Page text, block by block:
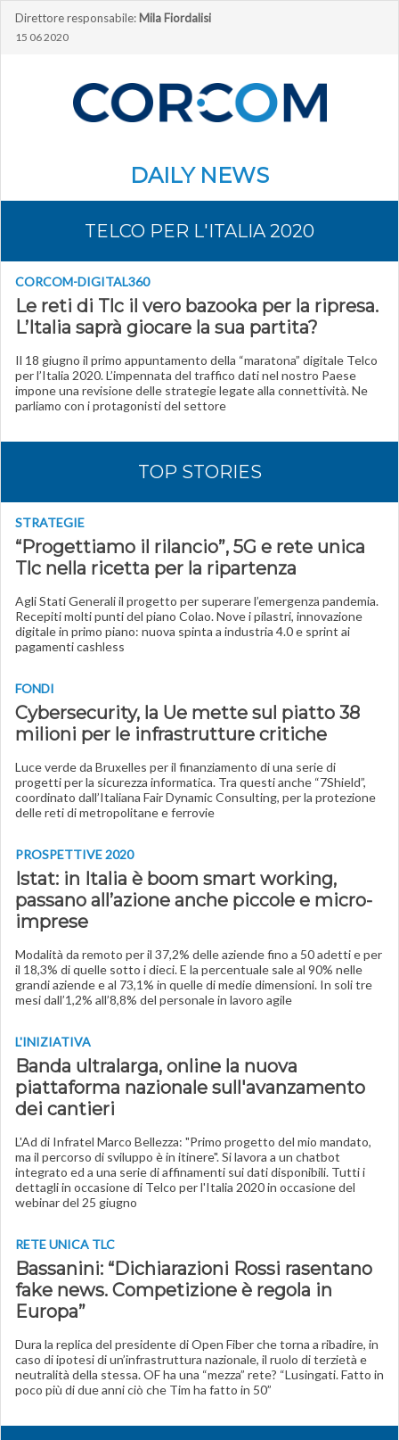
Direttore responsabile: Mila Fiordalisi
15 06 2020
DAILY NEWS
TELCO PER L'ITALIA 2020
CORCOM-DIGITAL360
Le reti di Tlc il vero bazooka per la ripresa.
L’Italia saprà giocare la sua partita?
Il 18 giugno il primo appuntamento della “maratona” digitale Telco
per l’Italia 2020. L’impennata del traffico dati nel nostro Paese
impone una revisione delle strategie legate alla connettività. Ne
parliamo con i protagonisti del settore
TOP STORIES
STRATEGIE
“Progettiamo il rilancio”, 5G e rete unica
Tlc nella ricetta per la ripartenza
Agli Stati Generali il progetto per superare l’emergenza pandemia.
Recepiti molti punti del piano Colao. Nove i pilastri, innovazione
digitale in primo piano: nuova spinta a industria 4.0 e sprint ai
pagamenti cashless
FONDI
Cybersecurity, la Ue mette sul piatto 38
milioni per le infrastrutture critiche
Luce verde da Bruxelles per il finanziamento di una serie di
progetti per la sicurezza informatica. Tra questi anche “7Shield”,
coordinato dall’Italiana Fair Dynamic Consulting, per la protezione
delle reti di metropolitane e ferrovie
PROSPETTIVE 2020
Istat: in Italia è boom smart working,
passano all’azione anche piccole e micro-
imprese
Modalità da remoto per il 37,2% delle aziende fino a 50 adetti e per
il 18,3% di quelle sotto i dieci. E la percentuale sale al 90% nelle
grandi aziende e al 73,1% in quelle di medie dimensioni. In soli tre
mesi dall’1,2% all’8,8% del personale in lavoro agile
L'INIZIATIVA
Banda ultralarga, online la nuova
piattaforma nazionale sull'avanzamento
dei cantieri
L'Ad di Infratel Marco Bellezza: "Primo progetto del mio mandato,
ma il percorso di sviluppo è in itinere". Si lavora a un chatbot
integrato ed a una serie di affinamenti sui dati disponibili. Tutti i
dettagli in occasione di Telco per l'Italia 2020 in occasione del
webinar del 25 giugno
RETE UNICA TLC
Bassanini: “Dichiarazioni Rossi rasentano
fake news. Competizione è regola in
Europa”
Dura la replica del presidente di Open Fiber che torna a ribadire, in
caso di ipotesi di un’infrastruttura nazionale, il ruolo di terzietà e
neutralità della stessa. OF ha una “mezza” rete? “Lusingati. Fatto in
poco più di due anni ciò che Tim ha fatto in 50”